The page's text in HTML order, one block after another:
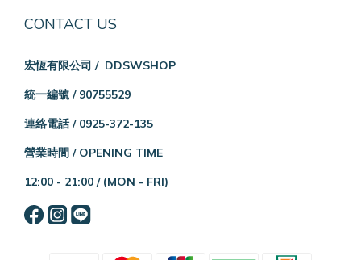
CONTACT US
宏恆有限公司 / DDSWSHOP
統一編號 / 90755529
連絡電話 / 0925-372-135
營業時間 / OPENING TIME
12:00 - 21:00 / (MON - FRI)